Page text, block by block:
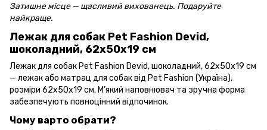
Затишне місце — щасливий вихованець. Подаруйте
найкраще.
Лежак для собак Pet Fashion Devid,
шоколадний, 62х50х19 см
Лежак для собак Pet Fashion Devid, шоколадний, 62х50х19 см
— лежак або матрац для собак від Pet Fashion (Україна),
розміри 62х50х19 см. М’який наповнювач та зручна форма
забезпечують повноцінний відпочинок.
Чому варто обрати?